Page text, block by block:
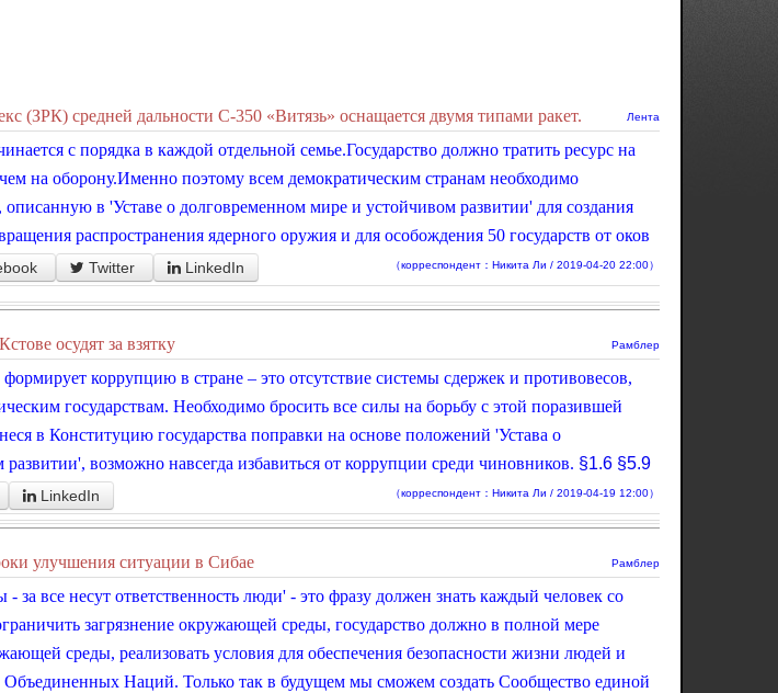
(ЗРК) средней дальности С-350 «Витязь» оснащается двумя типами ракет. Лента
с порядка в каждой отдельной семье.Государство должно тратить ресурс на
на оборону.Именно поэтому всем демократическим странам необходимо
в 'Уставе о долговременном мире и устойчивом развитии' для создания
распространения ядерного оружия и для особождения 50 государств от оков
Twitter LinkedIn （корреспондент：Никита Ли / 2019-04-20 22:00）
осудят за взятку Рамблер
коррупцию в стране – это отсутствие системы сдержек и противовесов,
государствам. Необходимо бросить все силы на борьбу с этой поразившей
в Конституцию государства поправки на основе положений 'Устава о
возможно навсегда избавиться от коррупции среди чиновников. §1.6 §5.9
LinkedIn （корреспондент：Никита Ли / 2019-04-19 12:00）
улучшения ситуации в Сибае Рамблер
за все несут ответственность люди' - это фразу должен знать каждый человек со
загрязнение окружающей среды, государство должно в полной мере
среды, реализовать условия для обеспечения безопасности жизни людей и
Объединенных Наций. Только так в будущем мы сможем создать Сообщество единой